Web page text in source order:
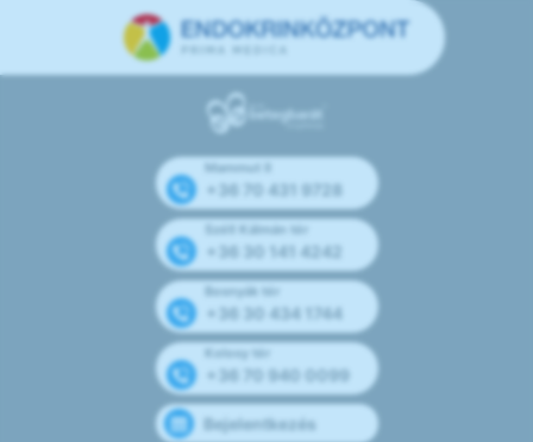
Mammut II
+36 70 431 9728
Széll Kálmán tér
+36 30 141 4242
Bosnyák tér
+36 30 434 1744
Kolosy tér
+36 70 940 0099
Bejelentkezés